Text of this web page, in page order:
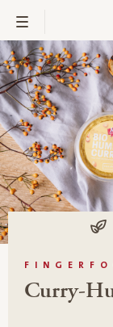
Curry-